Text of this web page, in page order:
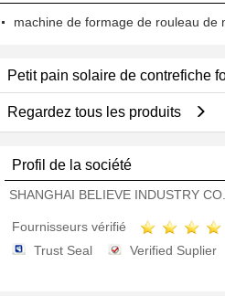
machine de formage de rouleau de
Petit pain solaire de contrefiche
Regardez tous les produits
Profil de la société
SHANGHAI BELIEVE INDUSTRY
Fournisseurs vérifié
Trust Seal
Verified Suplier